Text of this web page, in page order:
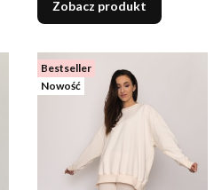
Zobacz produkt
Bestseller
Nowość